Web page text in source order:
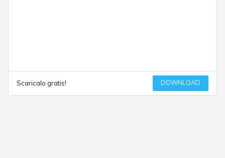
Scaricalo gratis! DOWNLOAD